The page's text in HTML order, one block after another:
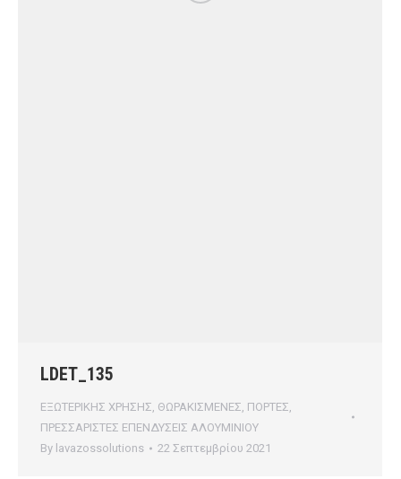
LDET_135
ΕΞΩΤΕΡΙΚΗΣ ΧΡΗΣΗΣ, ΘΩΡΑΚΙΣΜΕΝΕΣ, ΠΟΡΤΕΣ,
ΠΡΕΣΣΑΡΙΣΤΕΣ ΕΠΕΝΔΥΣΕΙΣ ΑΛΟΥΜΙΝΙΟΥ
By lavazossolutions 22 Σεπτεμβρίου 2021